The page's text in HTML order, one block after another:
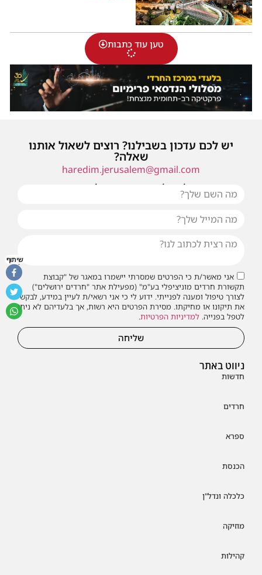
טען עוד כתבות
ניווט באתר
חדשות
חרדים
ספרא
הכנסת
כלכלה ונדל"ן
מוזיקה
קהילות
יש לכם עדכון בשבילנו? רוצים לשאול אותנו
שאלה?
haredim.jerusalem@gmail.com
או שילחו אלינו פנייה ונחזור אליכם בהקדם
אני מאשר/ת כי הפרטים שמסרתי יישמרו במאגר של "קבוצת
תקשורת חרדים מוניציפלי בע"מ" (מפעילת אתר "חרדים ירושלים")
לצורך טיפול ומענה לפנייתי. ידוע לי כי אני רשאי/ת לעיין במידע, לבקש
את תיקונו או מחיקתו. מסירת הפרטים היא רשות, אך בלעדיהם לא ניתן
לטפל בפנייה. למדיניות הפרטיות.
שליחה
שיתוף